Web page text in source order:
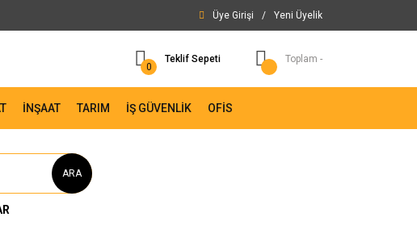
Üye Girişi / Yeni Üyelik
0
Teklif Sepeti Toplam -
İNŞAAT TARIM İŞ GÜVENLİK OFİS
ARA